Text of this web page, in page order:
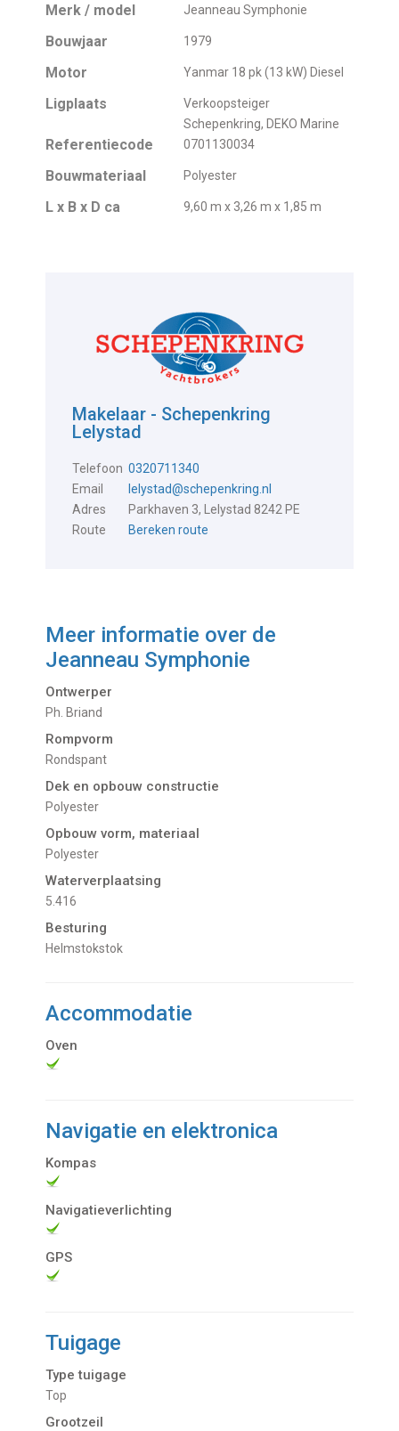
Merk / model Jeanneau Symphonie
Bouwjaar 1979
Motor Yanmar 18 pk (13 kW) Diesel
Ligplaats
Verkoopsteiger
Schepenkring, DEKO Marine
Referentiecode 0701130034
Bouwmateriaal Polyester
L x B x D ca 9,60 m x 3,26 m x 1,85 m
Makelaar - Schepenkring
Lelystad
Telefoon 0320711340
Email
lelystad@schepenkring.nl
Adres
Parkhaven 3, Lelystad 8242 PE
Route
Bereken route
Meer informatie over de
Jeanneau Symphonie
Ontwerper
Ph. Briand
Rompvorm
Rondspant
Dek en opbouw constructie
Polyester
Opbouw vorm, materiaal
Polyester
Waterverplaatsing
5.416
Besturing
Helmstokstok
Accommodatie
Oven
Navigatie en elektronica
Kompas
Navigatieverlichting
GPS
Tuigage
Type tuigage
Top
Grootzeil